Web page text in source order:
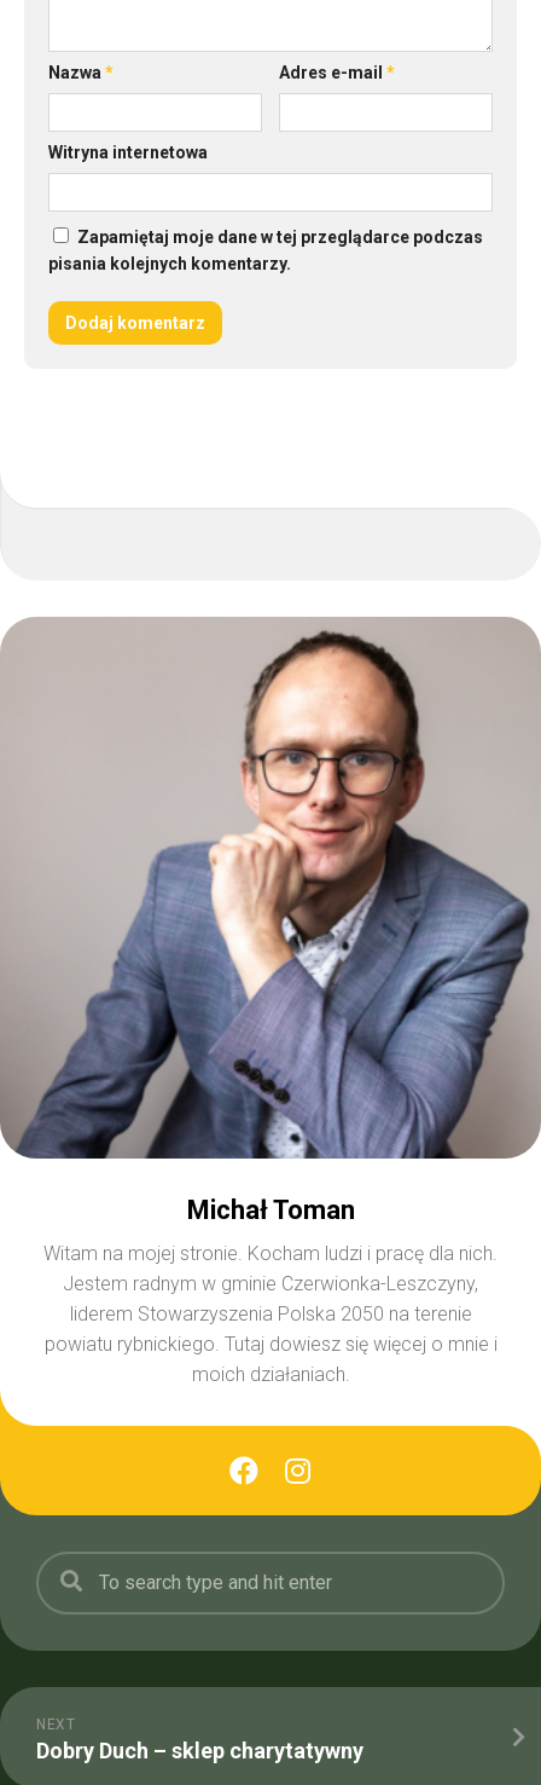
Nazwa* Adres e-mail*
Witryna internetowa
Zapamiętaj moje dane w tej przeglądarce podczas
pisania kolejnych komentarzy.
Michał Toman
Witam na mojej stronie. Kocham ludzi i pracę dla nich.
Jestem radnym w gminie Czerwionka-Leszczyny,
liderem Stowarzyszenia Polska 2050 na terenie
powiatu rybnickiego. Tutaj dowiesz się więcej o mnie i
moich działaniach.
NEXT
Dobry Duch – sklep charytatywny